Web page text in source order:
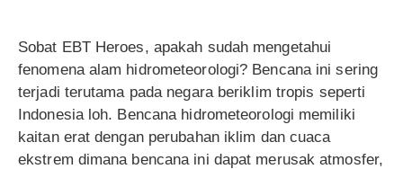
Sobat EBT Heroes, apakah sudah mengetahui
fenomena alam hidrometeorologi? Bencana ini sering
terjadi terutama pada negara beriklim tropis seperti
Indonesia loh. Bencana hidrometeorologi memiliki
kaitan erat dengan perubahan iklim dan cuaca
ekstrem dimana bencana ini dapat merusak atmosfer,